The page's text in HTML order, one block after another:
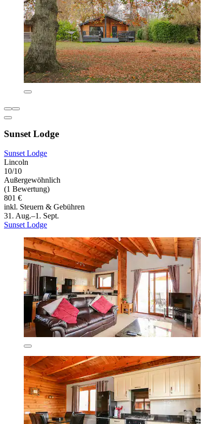
Sunset Lodge
Sunset Lodge
Lincoln
10/10
Außergewöhnlich
(1 Bewertung)
801 €
inkl. Steuern & Gebühren
31. Aug.–1. Sept.
Sunset Lodge